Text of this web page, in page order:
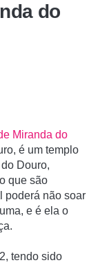
do
Miranda do
é um templo
Douro,
que são
poderá não soar
e é ela o
tendo sido